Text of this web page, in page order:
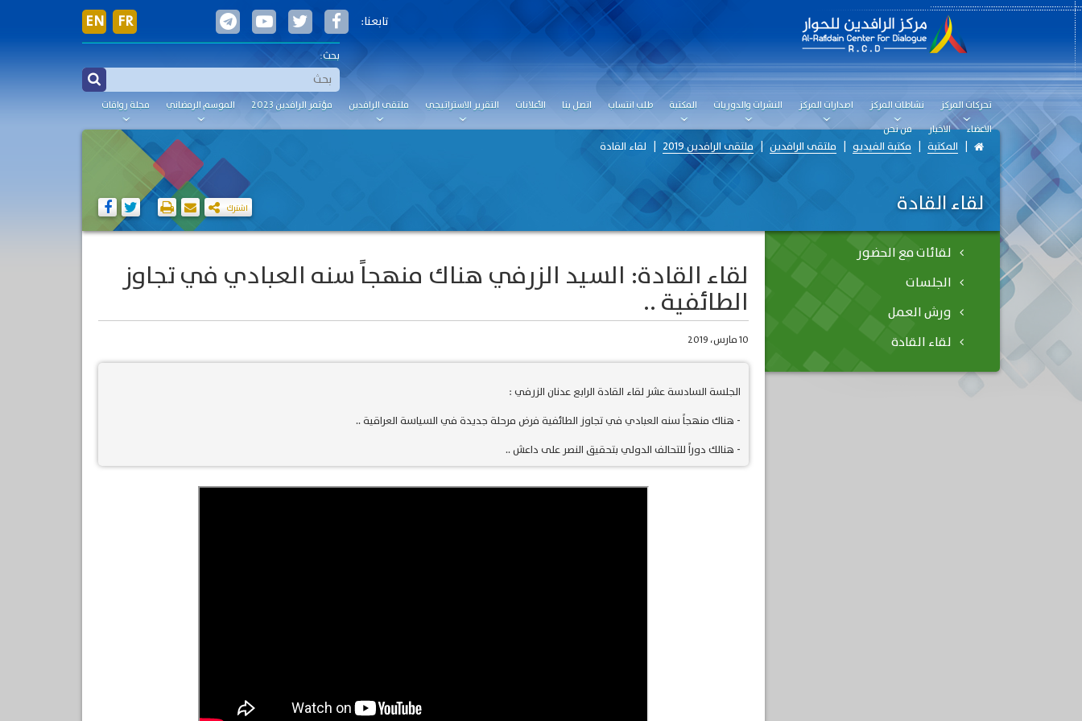
تحركات المركز نشاطات المركز اصدارات المركز النشرات والدوريات المكتبة طلب انتساب اتصل بنا الأعلانات التقرير الاستراتيجي ملتقى الرافدين مؤتمر الرافدين 2023 الموسم الرمضاني
مجلة رواقات
الاعضاء
الاخبار من نحن
EN FR تابعنا:
بحث:
المكتبة مكتبة الفيديو ملتقى الرافدين ملتقى الرافدين 2019 لقاء القادة
لقاء القادة اشترك
لقاء القادة: السيد الزرفي هناك منهجاً سنه العبادي في تجاوز
الطائفية ..
10 مارس، 2019
الجلسة السادسة عشر لقاء القادة الرابع عدنان الزرفي :
- هناك منهجاً سنه العبادي في تجاوز الطائفية فرض مرحلة جديدة في السياسة العراقية ..
- هنالك دوراً للتحالف الدولي بتحقيق النصر على داعش ..
لقائات مع الحضور
الجلسات
ورش العمل
لقاء القادة